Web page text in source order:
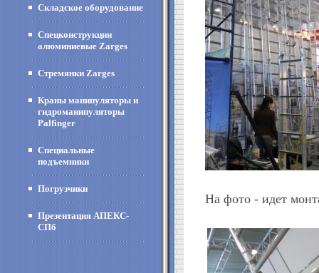
Складское оборудование
Спецконструкции
алюминиевые Zarges
Стремянки Zarges
Краны манипуляторы и
гидроманипуляторы
Palfinger
Специальные
подъемники
Погрузчики
Презентация АПЕКС-
СПб
На фото - идет